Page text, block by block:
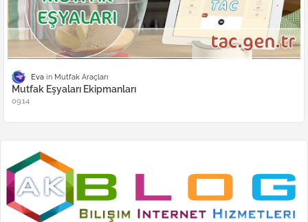
Eva Mutfak Araçları
Mutfak Eşyaları Ekipmanları
09:14